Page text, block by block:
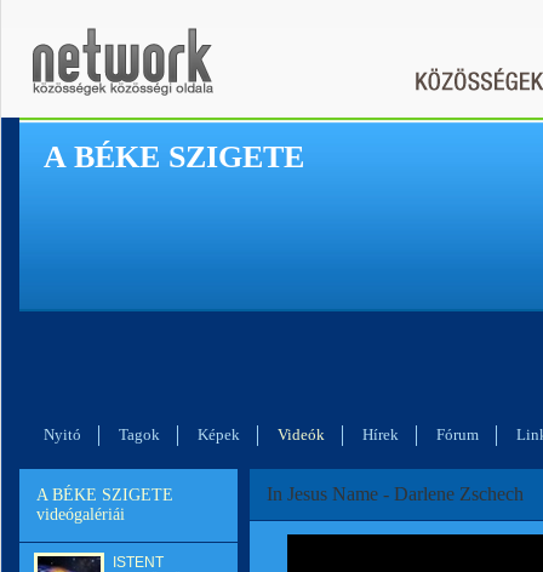
A BÉKE SZIGETE
Nyitó Tagok Képek Videók Hírek Fórum
A BÉKE SZIGETE
videógalériái
ISTENT
In Jesus Name - Darlene Zschech